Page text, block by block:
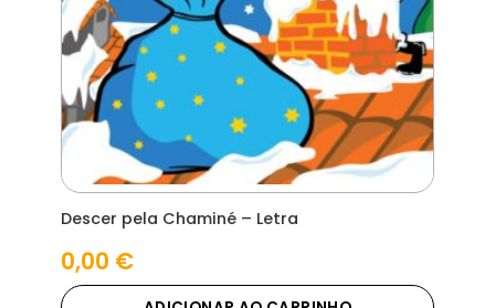
Descer pela Chaminé – Letra
0,00 €